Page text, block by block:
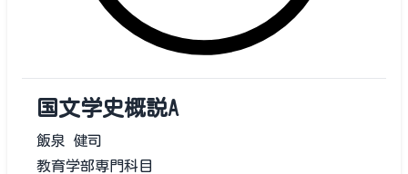
国文学史概説A
飯泉 健司
教育学部専門科目